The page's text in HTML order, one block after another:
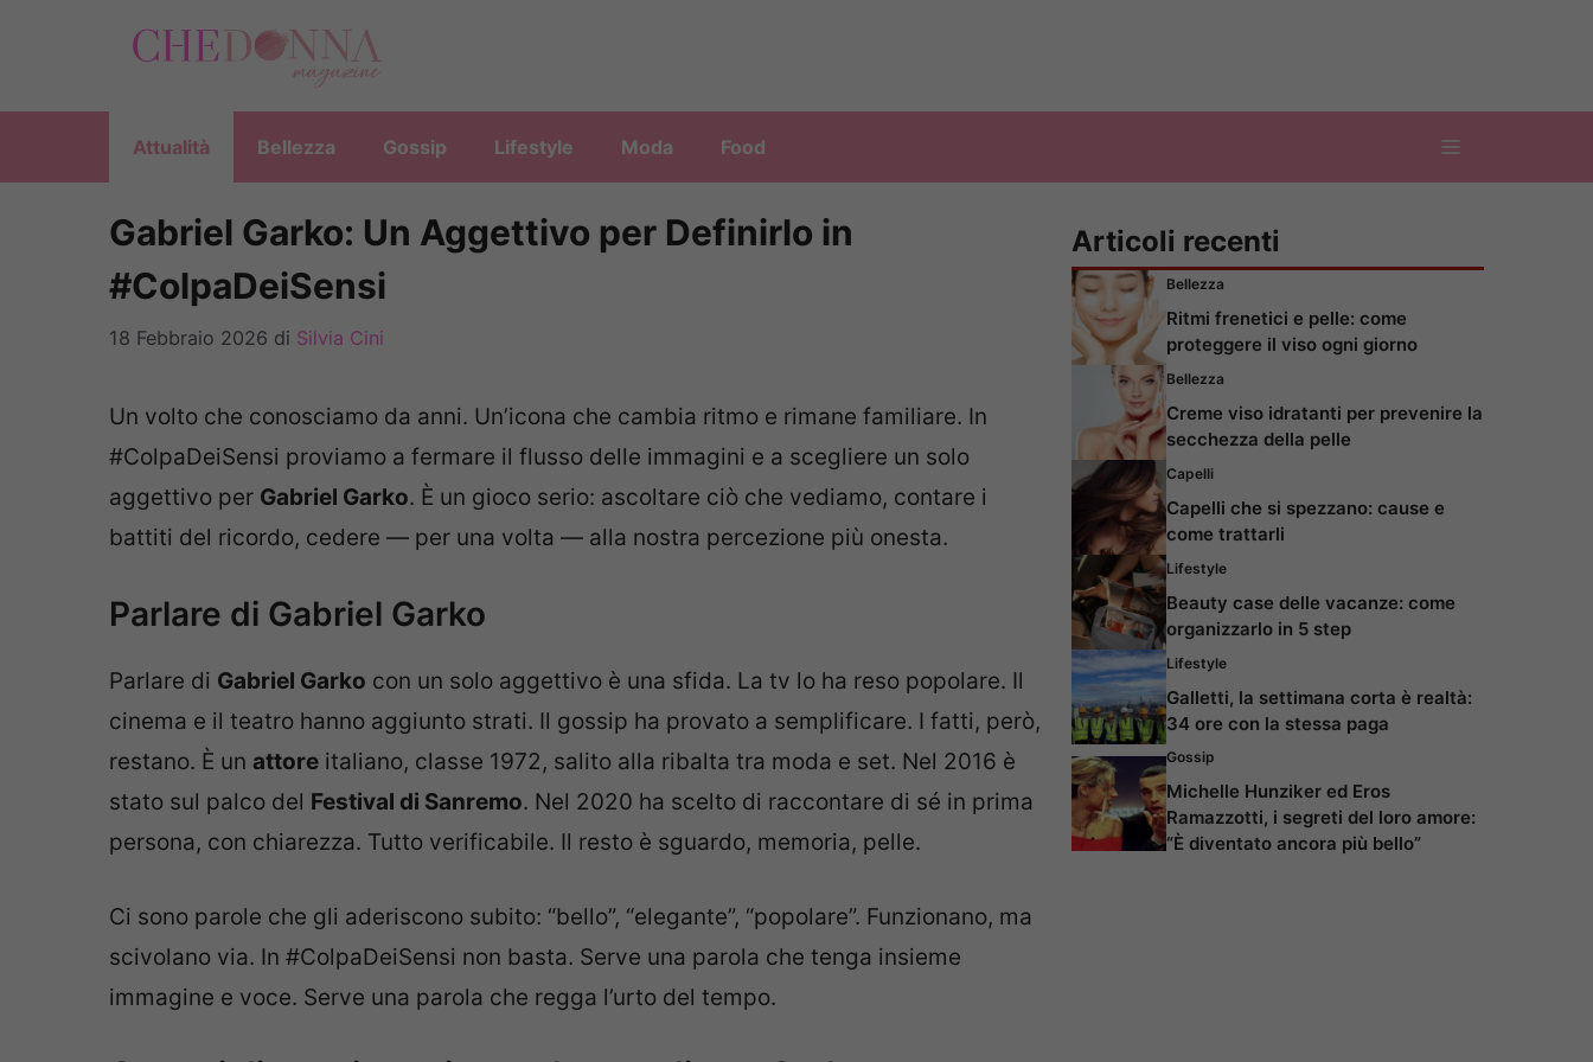
Attualità Bellezza Gossip Lifestyle Moda Food
Gabriel Garko: Un Aggettivo per Definirlo in
#ColpaDeiSensi
18 Febbraio 2026 di Silvia Cini
Un volto che conosciamo da anni. Un’icona che cambia ritmo e rimane familiare. In
#ColpaDeiSensi proviamo a fermare il flusso delle immagini e a scegliere un solo
aggettivo per Gabriel Garko. È un gioco serio: ascoltare ciò che vediamo, contare i
battiti del ricordo, cedere — per una volta — alla nostra percezione più onesta.
Parlare di Gabriel Garko
Parlare di Gabriel Garko con un solo aggettivo è una sfida. La tv lo ha reso popolare. Il
cinema e il teatro hanno aggiunto strati. Il gossip ha provato a semplificare. I fatti, però,
restano. È un attore italiano, classe 1972, salito alla ribalta tra moda e set. Nel 2016 è
stato sul palco del Festival di Sanremo. Nel 2020 ha scelto di raccontare di sé in prima
persona, con chiarezza. Tutto verificabile. Il resto è sguardo, memoria, pelle.
Ci sono parole che gli aderiscono subito: “bello”, “elegante”, “popolare”. Funzionano, ma
scivolano via. In #ColpaDeiSensi non basta. Serve una parola che tenga insieme
immagine e voce. Serve una parola che regga l’urto del tempo.
Articoli recenti
Bellezza
Ritmi frenetici e pelle: come
proteggere il viso ogni giorno
Bellezza
Creme viso idratanti per prevenire la
secchezza della pelle
Capelli
Capelli che si spezzano: cause e
come trattarli
Lifestyle
Beauty case delle vacanze: come
organizzarlo in 5 step
Lifestyle
Galletti, la settimana corta è realtà:
34 ore con la stessa paga
Gossip
Michelle Hunziker ed Eros
Ramazzotti, i segreti del loro amore:
“È diventato ancora più bello”